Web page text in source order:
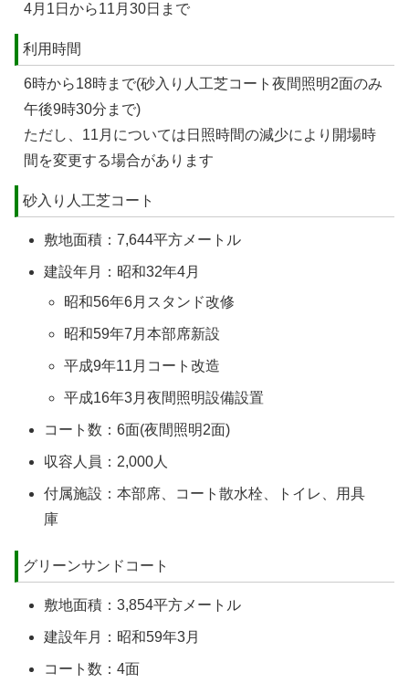
4月1日から11月30日まで
利用時間
6時から18時まで(砂入り人工芝コート夜間照明2面のみ
午後9時30分まで)
ただし、11月については日照時間の減少により開場時
間を変更する場合があります
砂入り人工芝コート
敷地面積：7,644平方メートル
建設年月：昭和32年4月
昭和56年6月スタンド改修
昭和59年7月本部席新設
平成9年11月コート改造
平成16年3月夜間照明設備設置
コート数：6面(夜間照明2面)
収容人員：2,000人
付属施設：本部席、コート散水栓、トイレ、用具
庫
グリーンサンドコート
敷地面積：3,854平方メートル
建設年月：昭和59年3月
コート数：4面